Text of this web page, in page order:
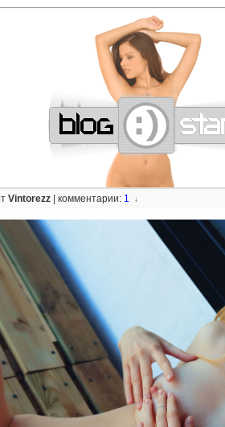
————————————————
Vintorezz комментарии: 1 ↓